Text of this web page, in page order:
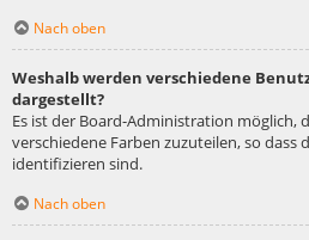
Nach oben
Weshalb werden verschiedene
dargestellt?
Es ist der Board-Administration möglich,
verschiedene Farben zuzuteilen, so dass
identifizieren sind.
Nach oben